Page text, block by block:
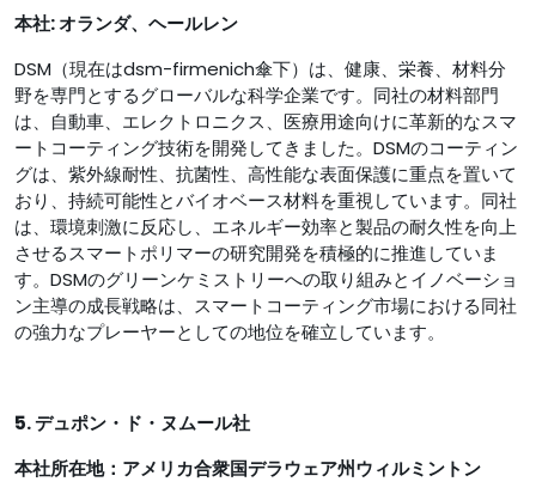
本社: オランダ、ヘールレン
DSM（現在はdsm-firmenich傘下）は、健康、栄養、材料分
野を専門とするグローバルな科学企業です。同社の材料部門
は、自動車、エレクトロニクス、医療用途向けに革新的なスマ
ートコーティング技術を開発してきました。DSMのコーティン
グは、紫外線耐性、抗菌性、高性能な表面保護に重点を置いて
おり、持続可能性とバイオベース材料を重視しています。同社
は、環境刺激に反応し、エネルギー効率と製品の耐久性を向上
させるスマートポリマーの研究開発を積極的に推進していま
す。DSMのグリーンケミストリーへの取り組みとイノベーショ
ン主導の成長戦略は、スマートコーティング市場における同社
の強力なプレーヤーとしての地位を確立しています。
5. デュポン・ド・ヌムール社
本社所在地：アメリカ合衆国デラウェア州ウィルミントン